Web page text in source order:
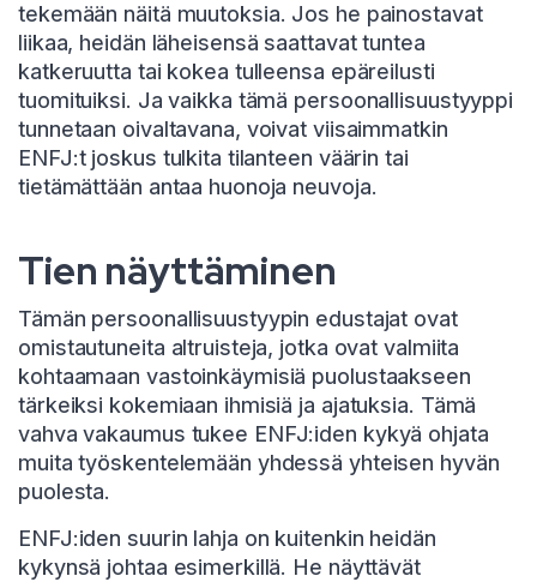
tekemään näitä muutoksia. Jos he painostavat
liikaa, heidän läheisensä saattavat tuntea
katkeruutta tai kokea tulleensa epäreilusti
tuomituiksi. Ja vaikka tämä persoonallisuustyyppi
tunnetaan oivaltavana, voivat viisaimmatkin
ENFJ:t joskus tulkita tilanteen väärin tai
tietämättään antaa huonoja neuvoja.
Tien näyttäminen
Tämän persoonallisuustyypin edustajat ovat
omistautuneita altruisteja, jotka ovat valmiita
kohtaamaan vastoinkäymisiä puolustaakseen
tärkeiksi kokemiaan ihmisiä ja ajatuksia. Tämä
vahva vakaumus tukee ENFJ:iden kykyä ohjata
muita työskentelemään yhdessä yhteisen hyvän
puolesta.
ENFJ:iden suurin lahja on kuitenkin heidän
kykynsä johtaa esimerkillä. He näyttävät